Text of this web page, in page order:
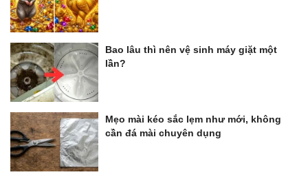
Bao lâu thì nên vệ sinh máy giặt một
lần?
Mẹo mài kéo sắc lẹm như mới, không
cần đá mài chuyên dụng